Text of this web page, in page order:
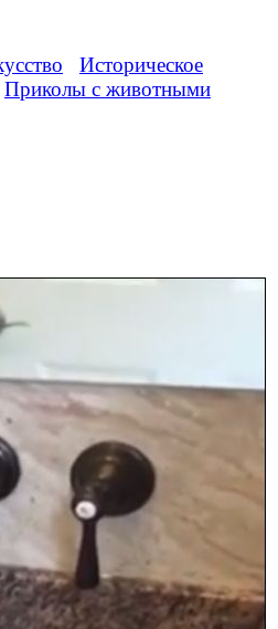
Историческое
Приколы с животными